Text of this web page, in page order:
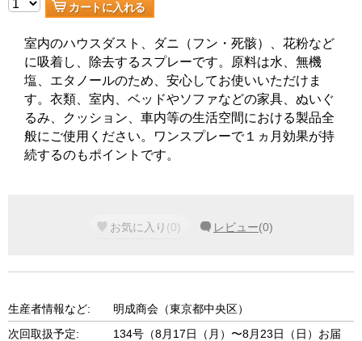
カートに入れる
室内のハウスダスト、ダニ（フン・死骸）、花粉など
に吸着し、除去するスプレーです。原料は水、無機
塩、エタノールのため、安心してお使いいただけま
す。衣類、室内、ベッドやソファなどの家具、ぬいぐ
るみ、クッション、車内等の生活空間における製品全
般にご使用ください。ワンスプレーで１ヵ月効果が持
続するのもポイントです。
お気に入り (0) レビュー(0)
生産者情報など:
明成商会（東京都中央区）
次回取扱予定:
134号（8月17日（月）〜8月23日（日）お届